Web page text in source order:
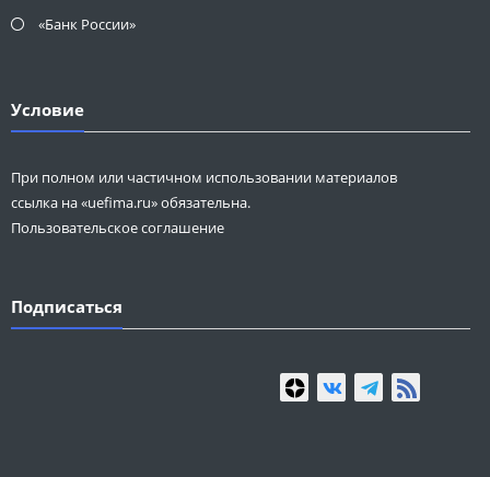
«Банк России»
Условие
При полном или частичном использовании материалов
ссылка на «uefima.ru» обязательна.
Пользовательское соглашение
Подписаться